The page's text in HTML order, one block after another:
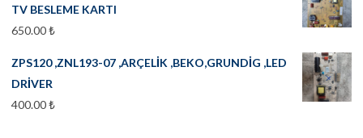
TV BESLEME KARTI
650.00₺
ZPS120 ,ZNL193-07 ,ARÇELİK ,BEKO,GRUNDİG ,LED
DRİVER
400.00₺